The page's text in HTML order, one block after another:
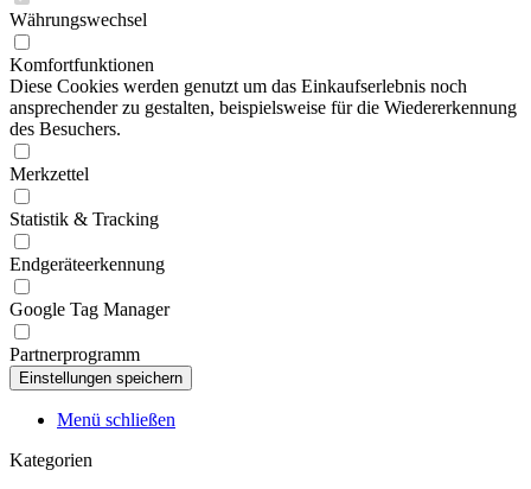
Währungswechsel
Komfortfunktionen
Diese Cookies werden genutzt um das Einkaufserlebnis noch
ansprechender zu gestalten, beispielsweise für die Wiedererkennung
des Besuchers.
Merkzettel
Statistik & Tracking
Endgeräteerkennung
Google Tag Manager
Partnerprogramm
Menü schließen
Kategorien